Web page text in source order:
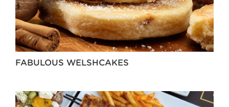
FABULOUS WELSHCAKES